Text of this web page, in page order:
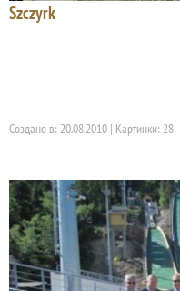
Szczyrk
Создано в: 20.08.2010 | Картинки: 28